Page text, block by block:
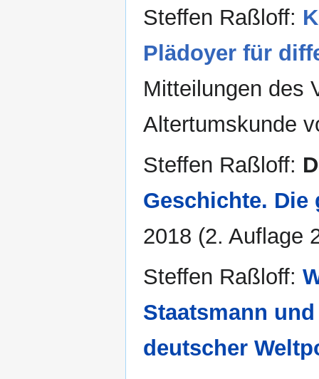
Steffen Raßloff:
Plädoyer für
Mitteilungen des
Altertumskunde
Steffen Raßloff:
Geschichte.
2018 (2. Auflage
Steffen Raßloff:
Staatsmann
deutscher